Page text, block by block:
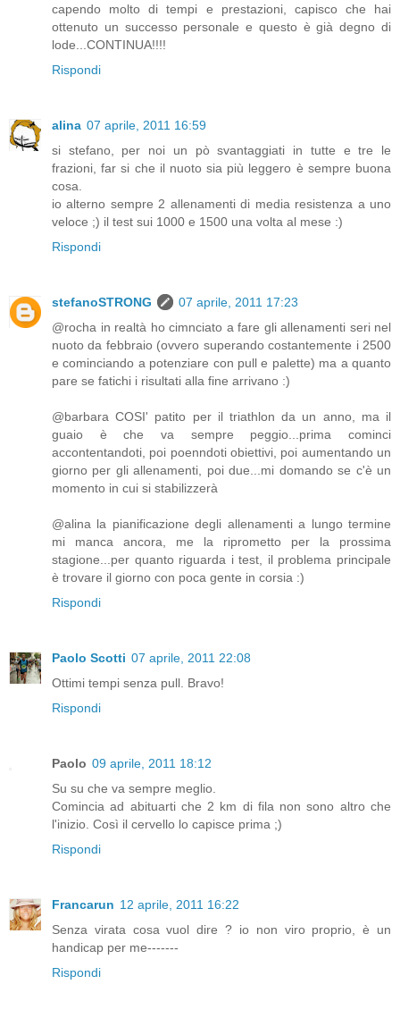
capendo molto di tempi e prestazioni, capisco che hai
ottenuto un successo personale e questo è già degno di
lode...CONTINUA!!!!
Rispondi
alina 07 aprile, 2011 16:59
si stefano, per noi un pò svantaggiati in tutte e tre le
frazioni, far si che il nuoto sia più leggero è sempre buona
cosa.
io alterno sempre 2 allenamenti di media resistenza a uno
veloce ;) il test sui 1000 e 1500 una volta al mese :)
Rispondi
stefanoSTRONG
07 aprile, 2011 17:23
@rocha in realtà ho cimnciato a fare gli allenamenti seri nel
nuoto da febbraio (ovvero superando costantemente i 2500
e cominciando a potenziare con pull e palette) ma a quanto
pare se fatichi i risultati alla fine arrivano :)
@barbara COSI' patito per il triathlon da un anno, ma il
guaio è che va sempre peggio...prima cominci
accontentandoti, poi poenndoti obiettivi, poi aumentando un
giorno per gli allenamenti, poi due...mi domando se c'è un
momento in cui si stabilizzerà
@alina la pianificazione degli allenamenti a lungo termine
mi manca ancora, me la riprometto per la prossima
stagione...per quanto riguarda i test, il problema principale
è trovare il giorno con poca gente in corsia :)
Rispondi
Paolo Scotti 07 aprile, 2011 22:08
Ottimi tempi senza pull. Bravo!
Rispondi
Paolo 09 aprile, 2011 18:12
Su su che va sempre meglio.
Comincia ad abituarti che 2 km di fila non sono altro che
l'inizio. Così il cervello lo capisce prima ;)
Rispondi
Francarun 12 aprile, 2011 16:22
Senza virata cosa vuol dire ? io non viro proprio, è un
handicap per me-------
Rispondi